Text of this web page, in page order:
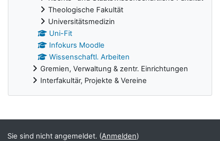
Theologische Fakultät
Universitätsmedizin
Uni-Fit
Infokurs Moodle
Wissenschaftl. Arbeiten
Gremien, Verwaltung & zentr. Einrichtungen
Interfakultär, Projekte & Vereine
Ergänzungsblöcke
Sie sind nicht angemeldet. (Anmelden)